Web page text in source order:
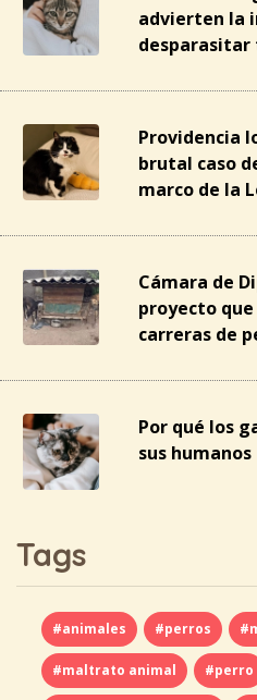
advierten la
desparasitar
Providencia
brutal caso
marco de la
Cámara de
proyecto
carreras de
Por qué los
sus humanos
Tags
#animales #perros
#maltrato animal #perro